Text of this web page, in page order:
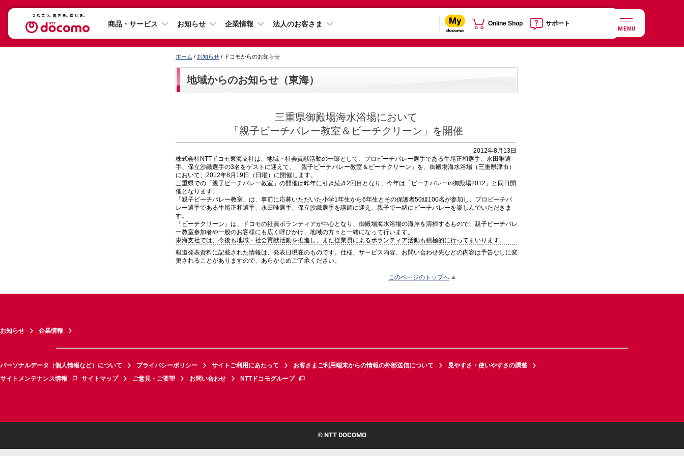
商品・サービス お知らせ 企業情報 法人のお客さま Online Shop サポート
MENU
ホーム / お知らせ / ドコモからのお知らせ
地域からのお知らせ（東海）
三重県御殿場海水浴場において
「親子ビーチバレー教室＆ビーチクリーン」を開催
2012年8月13日
株式会社NTTドコモ東海支社は、地域・社会貢献活動の一環として、プロビーチバレー選手である牛尾正和選手、永田唯選
手、保立沙織選手の3名をゲストに迎えて、「親子ビーチバレー教室＆ビーチクリーン」を、御殿場海水浴場（三重県津市）
において、2012年8月19日（日曜）に開催します。
三重県での「親子ビーチバレー教室」の開催は昨年に引き続き2回目となり、今年は「ビーチバレーin御殿場2012」と同日開
催となります。
「親子ビーチバレー教室」は、事前に応募いただいた小学1年生から6年生とその保護者50組100名が参加し、プロビーチバ
レー選手である牛尾正和選手、永田唯選手、保立沙織選手を講師に迎え、親子で一緒にビーチバレーを楽しんでいただきま
す。
「ビーチクリーン」は、ドコモの社員ボランティアが中心となり、御殿場海水浴場の海岸を清掃するもので、親子ビーチバレ
ー教室参加者や一般のお客様にも広く呼びかけ、地域の方々と一緒になって行います。
東海支社では、今後も地域・社会貢献活動を推進し、また従業員によるボランティア活動も積極的に行ってまいります。
報道発表資料に記載された情報は、発表日現在のものです。仕様、サービス内容、お問い合わせ先などの内容は予告なしに変
更されることがありますので、あらかじめご了承ください。
このページのトップへ
お知らせ 企業情報
パーソナルデータ（個人情報など）について プライバシーポリシー サイトご利用にあたって お客さまご利用端末からの情報の外部送信について
見やすさ・使いやすさの調整
サイトメンテナンス情報
サイトマップ ご意見・ご要望 お問い合わせ NTTドコモグループ
© NTT DOCOMO